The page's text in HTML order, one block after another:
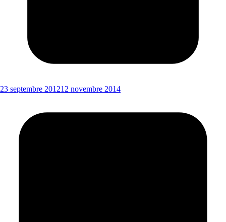
23 septembre 201212 novembre 2014